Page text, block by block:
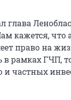
глава
кажется,
право на
рамках ГЧП,
и частных